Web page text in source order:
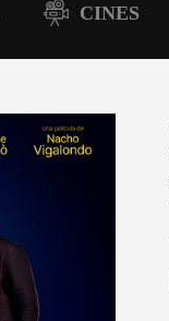
CINES